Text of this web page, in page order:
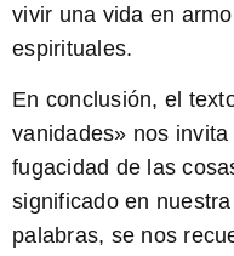
vivir una vida en
espirituales.
En conclusión, el
vanidades» nos
fugacidad de las
significado en
palabras, se nos